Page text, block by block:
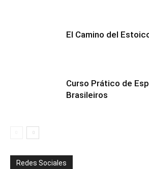
El Camino del
Curso Prático de
Brasileiros
Redes Sociales